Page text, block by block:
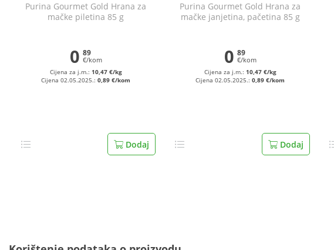
Purina Gourmet Gold Hrana za
mačke piletina 85 g
0 89
€/kom
Cijena za j.m.: 10,47 €/kg
Cijena 02.05.2025.:0,89 €/kom
Dodaj
Purina Gourmet Gold Hrana za
mačke janjetina, pačetina 85 g
0 89
€/kom
Cijena za j.m.: 10,47 €/kg
Cijena 02.05.2025.:0,89 €/kom
Dodaj